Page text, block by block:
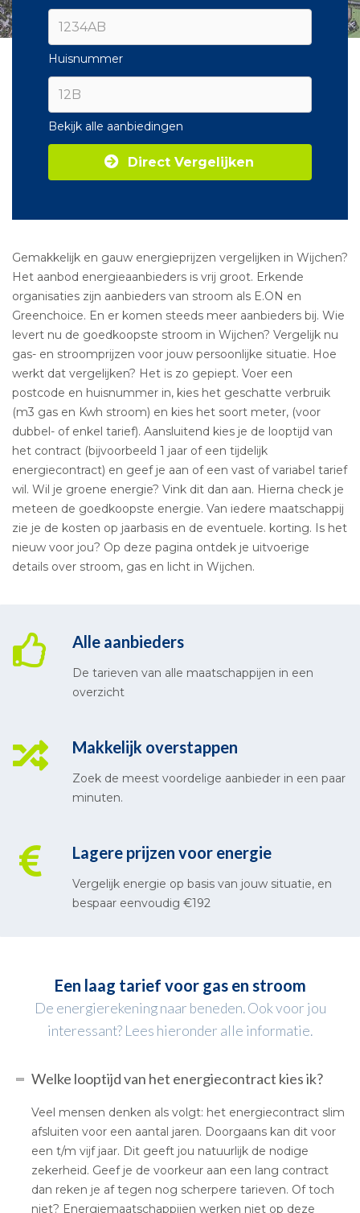
Huisnummer
Bekijk alle aanbiedingen
Direct Vergelijken
Gemakkelijk en gauw energieprijzen vergelijken in Wijchen?
Het aanbod energieaanbieders is vrij groot. Erkende
organisaties zijn aanbieders van stroom als E.ON en
Greenchoice. En er komen steeds meer aanbieders bij. Wie
levert nu de goedkoopste stroom in Wijchen? Vergelijk nu
gas- en stroomprijzen voor jouw persoonlijke situatie. Hoe
werkt dat vergelijken? Het is zo gepiept. Voer een
postcode en huisnummer in, kies het geschatte verbruik
(m3 gas en Kwh stroom) en kies het soort meter, (voor
dubbel- of enkel tarief). Aansluitend kies je de looptijd van
het contract (bijvoorbeeld 1 jaar of een tijdelijk
energiecontract) en geef je aan of een vast of variabel tarief
wil. Wil je groene energie? Vink dit dan aan. Hierna check je
meteen de goedkoopste energie. Van iedere maatschappij
zie je de kosten op jaarbasis en de eventuele. korting. Is het
nieuw voor jou? Op deze pagina ontdek je uitvoerige
details over stroom, gas en licht in Wijchen.
Alle aanbieders
De tarieven van alle maatschappijen in een
overzicht
Makkelijk overstappen
Zoek de meest voordelige aanbieder in een paar
minuten.
Lagere prijzen voor energie
Vergelijk energie op basis van jouw situatie, en
bespaar eenvoudig €192
Een laag tarief voor gas en stroom
De energierekening naar beneden. Ook voor jou
interessant? Lees hieronder alle informatie.
Welke looptijd van het energiecontract kies ik?
Veel mensen denken als volgt: het energiecontract slim
afsluiten voor een aantal jaren. Doorgaans kan dit voor
een t/m vijf jaar. Dit geeft jou natuurlijk de nodige
zekerheid. Geef je de voorkeur aan een lang contract
dan reken je af tegen nog scherpere tarieven. Of toch
niet? Energiemaatschappijen werken niet op deze